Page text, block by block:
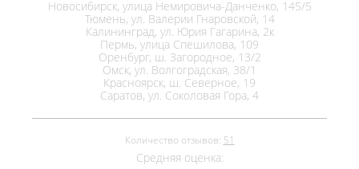
Новосибирск, улица Немировича-Данченко, 145/5
Тюмень, ул. Валерии Гнаровской, 14
Калининград, ул. Юрия Гагарина, 2к
Пермь, улица Спешилова, 109
Оренбург, ш. Загородное, 13/2
Омск, ул. Волгоградская, 38/1
Красноярск, ш. Северное, 19
Саратов, ул. Соколовая Гора, 4
Количество отзывов: 51
Средняя оценка: